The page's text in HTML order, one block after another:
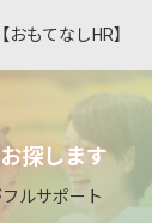
もてなしHR】
探します
ルサポート